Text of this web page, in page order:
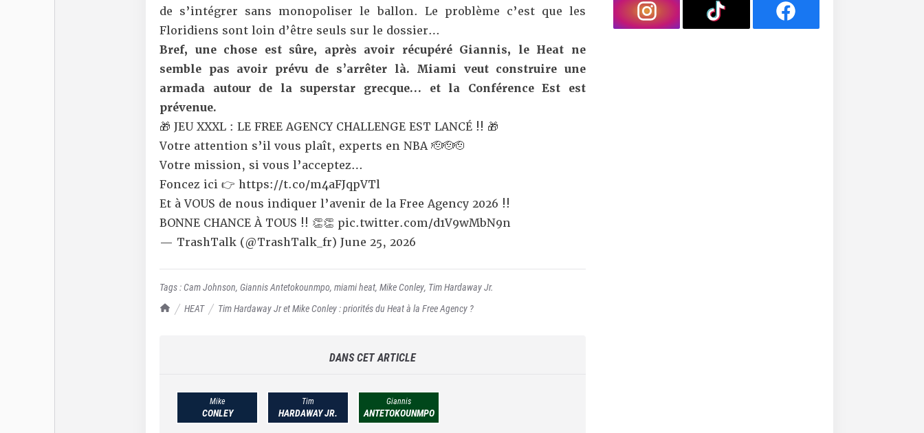
TrashTalk Actu NBA
HEAT Tim Hardaway Jr et Mike Conley : priorités du Heat à la Free Agency ?
de s’intégrer sans monopoliser le ballon. Le problème c’est que les
Floridiens sont loin d’être seuls sur le dossier…
Bref, une chose est sûre, après avoir récupéré Giannis, le Heat ne
semble pas avoir prévu de s’arrêter là. Miami veut construire une
armada autour de la superstar grecque… et la Conférence Est est
prévenue.
🎁 JEU XXXL : LE FREE AGENCY CHALLENGE EST LANCÉ !! 🎁
Votre attention s’il vous plaît, experts en NBA 🫡🫡🫡
Votre mission, si vous l’acceptez…
Foncez ici 👉 https://t.co/m4aFJqpVTl
Et à VOUS de nous indiquer l’avenir de la Free Agency 2026 !!
BONNE CHANCE À TOUS !! 👏👏 pic.twitter.com/d1V9wMbN9n
— TrashTalk (@TrashTalk_fr) June 25, 2026
Tags :Cam Johnson, Giannis Antetokounmpo, miami heat, Mike Conley, Tim Hardaway Jr.
DANS CET ARTICLE
Mike
CONLEY
Tim
HARDAWAY JR.
Giannis
ANTETOKOUNMPO